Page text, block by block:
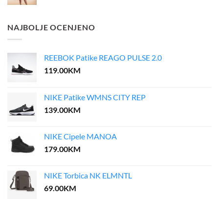
60.00KM.
NAJBOLJE OCENJENO
REEBOK Patike REAGO PULSE 2.0
119.00KM
NIKE Patike WMNS CITY REP
139.00KM
NIKE Cipele MANOA
179.00KM
NIKE Torbica NK ELMNTL
69.00KM